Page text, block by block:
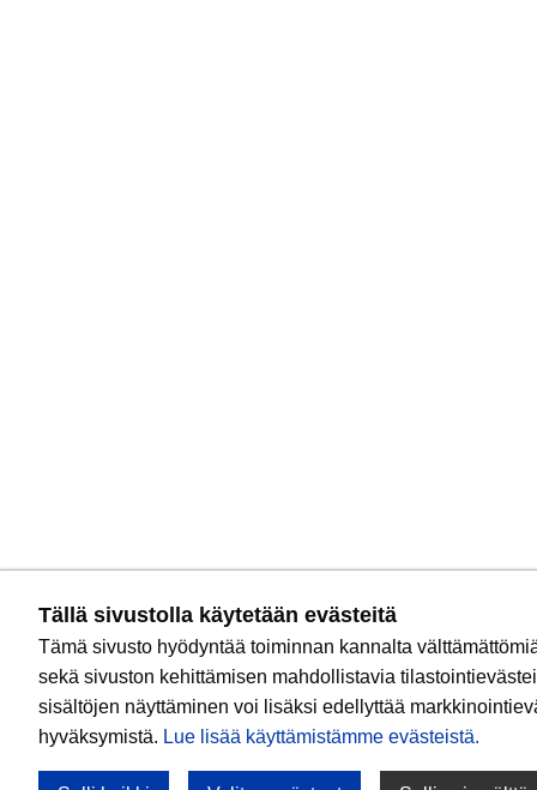
Tällä sivustolla käytetään evästeitä
Tämä sivusto hyödyntää toiminnan kannalta
sekä sivuston kehittämisen mahdollistavia
sisältöjen näyttäminen voi lisäksi edellyttää
hyväksymistä. Lue lisää käyttämistämme evästeistä.​​​​​​